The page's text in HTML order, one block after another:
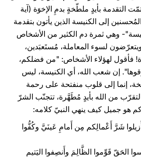
إن تمّت التقدمة بأيدٍ ملطّخةٍ بدمِ الإخوَة (آية
إلى الكنيسة الذين يأتون بتقدمة
وهي ثمرة دم الكثير من الأشخاص
ويتعرّضون لسوء المعاملة، مُستَعبَدين،
فأقول لهؤلاء الأشخاص: "من فضلكم،
إن شعب الله، أي الكنيسة، ليس
إنما إلى قلوب منفتحة على رحمة
من الله بأيدٍ مُطَهَّرة، تتجنّب الشرّ
هو جميل كيف ينهي النبيّ كلامه:
شَرَّ أَعْمالِكم مِن أَمامِ عَينَيَّ وكُفُّوا
الحَقّ قَوِّموا الظَّالِمَ وأَنصِفوا اليَتيم